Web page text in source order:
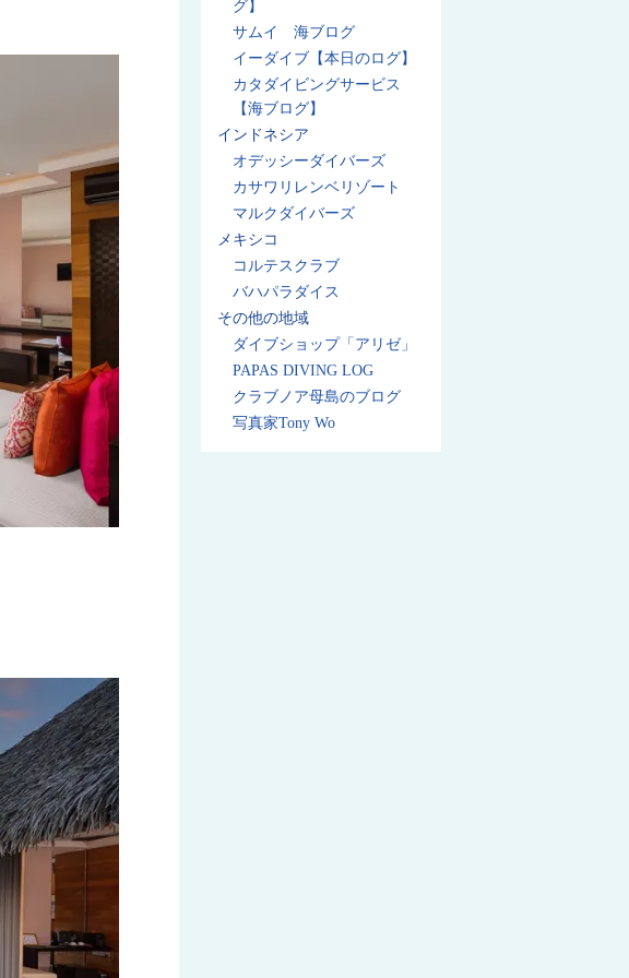
グ】
サムイ 海ブログ
イーダイブ【本日のログ】
カタダイビングサービス
【海ブログ】
インドネシア
オデッシーダイバーズ
カサワリレンベリゾート
マルクダイバーズ
メキシコ
コルテスクラブ
バハパラダイス
その他の地域
ダイブショップ「アリゼ」
PAPAS DIVING LOG
クラブノア母島のブログ
写真家Tony Wo